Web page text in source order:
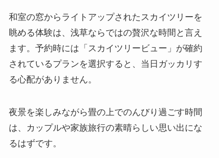
和室の窓からライトアップされたスカイツリーを
眺める体験は、浅草ならではの贅沢な時間と言え
ます。予約時には「スカイツリービュー」が確約
されているプランを選択すると、当日ガッカリす
る心配がありません。
夜景を楽しみながら畳の上でのんびり過ごす時間
は、カップルや家族旅行の素晴らしい思い出にな
るはずです。